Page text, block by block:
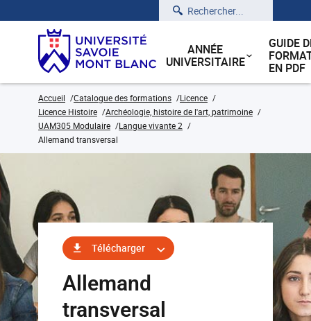
Rechercher
ANNÉE
UNIVERSITAIRE
GUIDE
EN PDF
Accueil Catalogue des formations
Licence
Licence Histoire
Archéologie, histoire de l'art, patrimoine
UAM305 Modulaire
Langue vivante 2
Allemand transversal
Télécharger
Allemand
transversal